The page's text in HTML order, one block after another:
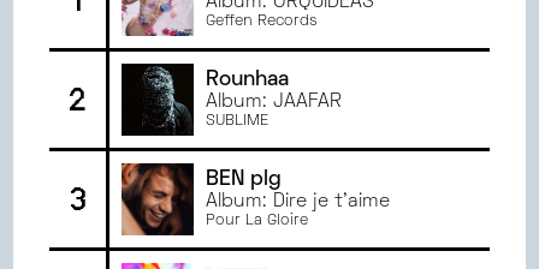
NOVEMBRE 2024
OCTOBRE2024
SEPTEMBRE2024
2024
2024
AVRIL2024
MARS2024
FÉVRIER2024
JANVIER2024
PARIS
ANGERS
TOULOUSE
GRENOBLE
RENNES
MONTPELLIER
Geffen Records
2
Rounhaa
Album: JAAFAR
SUBLIME
3
BEN plg
Album: Dire je t'aime
Pour La Gloire